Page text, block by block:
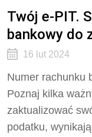
Twój e-PIT.
bankowy do
16 lut 2024
Numer rachunku
Poznaj kilka
zaktualizować
podatku,